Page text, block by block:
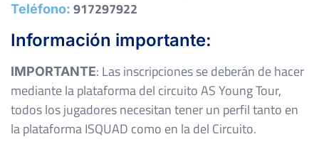
Teléfono: 917297922
Información importante:
IMPORTANTE: Las inscripciones se deberán de hacer
mediante la plataforma del circuito AS Young Tour,
todos los jugadores necesitan tener un perfil tanto en
la plataforma ISQUAD como en la del Circuito.